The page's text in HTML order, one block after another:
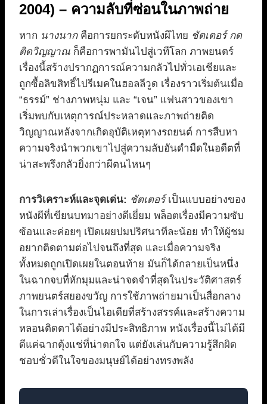
2004) – ความลับที่ซ่อนในภาพถ่าย
หาก นางนากคือการยกระดับหนังผีไทย ชัตเตอร์ กด
ติดวิญญาณ ก็คือการพามันไปสู่เวทีโลก ภาพยนตร์
เรื่องนี้สร้างปรากฏการณ์ความกลัวไปทั่วเอเชียและ
ถูกซื้อลิขสิทธิ์ไปรีเมคในฮอลลีวูด เรื่องราวเริ่มต้นเมื่อ
“ธรรม์” ช่างภาพหนุ่ม และ “เจน” แฟนสาวของเขา
เริ่มพบกับเหตุการณ์ประหลาดและภาพถ่ายติด
วิญญาณหลังจากเกิดอุบัติเหตุทางรถยนต์ การสืบหา
ความจริงนำพวกเขาไปสู่ความลับอันดำมืดในอดีตที่
น่าสะพรึงกลัวยิ่งกว่าผีตนไหนๆ
การวิเคราะห์และจุดเด่น: ชัตเตอร์เป็นแบบอย่างของ
หนังผีที่เขียนบทมาอย่างดีเยี่ยม พล็อตเรื่องมีความซับ
ซ้อนและค่อยๆ เปิดเผยปมปริศนาทีละน้อย ทำให้ผู้ชม
อยากติดตามต่อไปจนถึงที่สุด และเมื่อความจริง
ทั้งหมดถูกเปิดเผยในตอนท้าย มันก็ได้กลายเป็นหนึ่ง
ในฉากจบที่หักมุมและน่าจดจำที่สุดในประวัติศาสตร์
ภาพยนตร์สยองขวัญ การใช้ภาพถ่ายมาเป็นสื่อกลาง
ในการเล่าเรื่องเป็นไอเดียที่สร้างสรรค์และสร้างความ
หลอนติดตาได้อย่างมีประสิทธิภาพ หนังเรื่องนี้ไม่ได้มี
ดีแค่ฉากตุ้งแช่ที่น่าตกใจ แต่ยังเล่นกับความรู้สึกผิด
ชอบชั่วดีในใจของมนุษย์ได้อย่างทรงพลัง